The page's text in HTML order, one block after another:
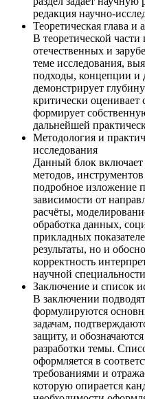
редакция научно-
Теоретическая глава и
В теоретической
отечественных и
теме исследования,
подходы, концепции и
демонстрирует
критически
формирует
дальнейшей
Методология и
исследования
Данный блок
методов,
подробное изложение
зависимости от
расчёты,
обработка данных,
прикладных
результаты, но и
корректность
научной
Заключение и список
В заключении
формулируются
задачам,
защиту, и
разработки темы.
оформляется в
требованиями и
которую опирается